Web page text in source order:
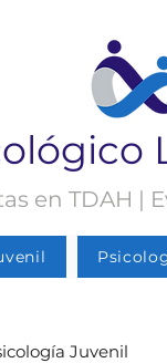
en TDAH |
Juvenil